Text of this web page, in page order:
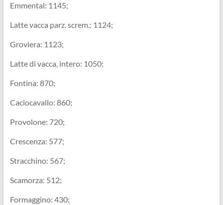
Emmental: 1145;
Latte vacca parz. screm.: 1124;
Groviera: 1123;
Latte di vacca, intero: 1050;
Fontina: 870;
Caciocavallo: 860;
Provolone: 720;
Crescenza: 577;
Stracchino: 567;
Scamorza: 512;
Formaggino: 430;